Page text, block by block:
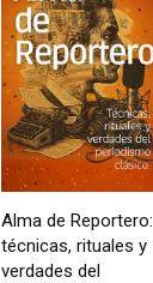
Alma de Reportero:
técnicas, rituales y
verdades del